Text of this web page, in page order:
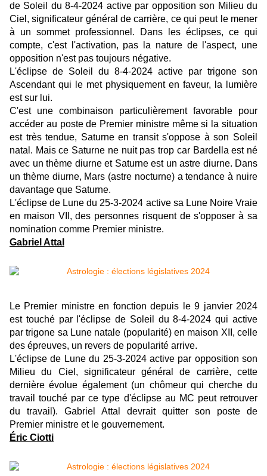
de Soleil du 8-4-2024 active par opposition son Milieu du
Ciel, significateur général de carrière, ce qui peut le mener
à un sommet professionnel. Dans les éclipses, ce qui
compte, c'est l'activation, pas la nature de l'aspect, une
opposition n'est pas toujours négative.
L'éclipse de Soleil du 8-4-2024 active par trigone son
Ascendant qui le met physiquement en faveur, la lumière
est sur lui.
C'est une combinaison particulièrement favorable pour
accéder au poste de Premier ministre même si la situation
est très tendue, Saturne en transit s'oppose à son Soleil
natal. Mais ce Saturne ne nuit pas trop car Bardella est né
avec un thème diurne et Saturne est un astre diurne. Dans
un thème diurne, Mars (astre nocturne) a tendance à nuire
davantage que Saturne.
L'éclipse de Lune du 25-3-2024 active sa Lune Noire Vraie
en maison VII, des personnes risquent de s'opposer à sa
nomination comme Premier ministre.
Gabriel Attal
Le Premier ministre en fonction depuis le 9 janvier 2024
est touché par l'éclipse de Soleil du 8-4-2024 qui active
par trigone sa Lune natale (popularité) en maison XII, celle
des épreuves, un revers de popularité arrive.
L'éclipse de Lune du 25-3-2024 active par opposition son
Milieu du Ciel, significateur général de carrière, cette
dernière évolue également (un chômeur qui cherche du
travail touché par ce type d'éclipse au MC peut retrouver
du travail). Gabriel Attal devrait quitter son poste de
Premier ministre et le gouvernement.
Éric Ciotti